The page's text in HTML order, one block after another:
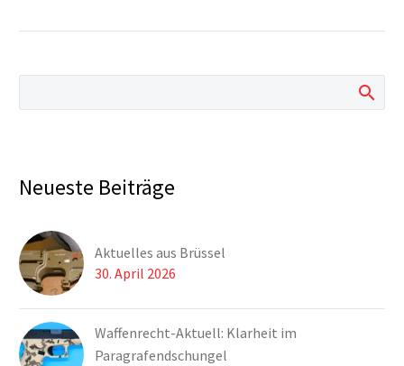
Neueste Beiträge
Aktuelles aus Brüssel
30. April 2026
Waffenrecht-Aktuell: Klarheit im
Paragrafendschungel